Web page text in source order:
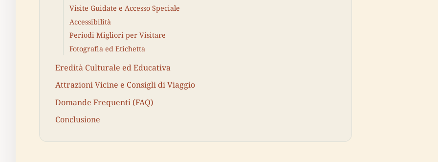
Visite Guidate e Accesso Speciale
Accessibilità
Periodi Migliori per Visitare
Fotografia ed Etichetta
Eredità Culturale ed Educativa
Attrazioni Vicine e Consigli di Viaggio
Domande Frequenti (FAQ)
Conclusione